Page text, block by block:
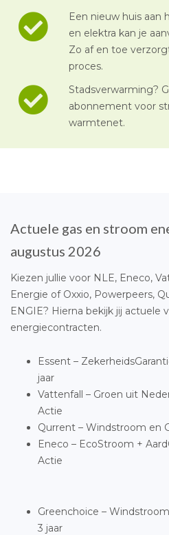
Een nieuw huis aan
en elektra kan je
Zo af en toe
proces.
Stadsverwarming?
abonnement voor
warmtenet.
Actuele gas en stroom
augustus 2026
Kiezen jullie voor NLE, Eneco,
Energie of Oxxio, Powerpeers,
ENGIE? Hierna bekijk jij actuele
energiecontracten.
Essent –
jaar
Vattenfall – Groen uit
Actie
Qurrent – Windstroom en
Eneco – EcoStroom +
Actie
Greenchoice –
3 jaar